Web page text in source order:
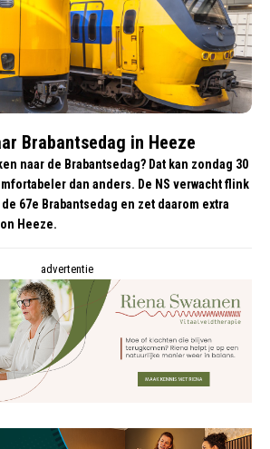
Brabantsedag in Heeze
naar de Brabantsedag? Dat kan zondag 30
dan anders. De NS verwacht flink
67e Brabantsedag en zet daarom extra
Heeze.
advertentie